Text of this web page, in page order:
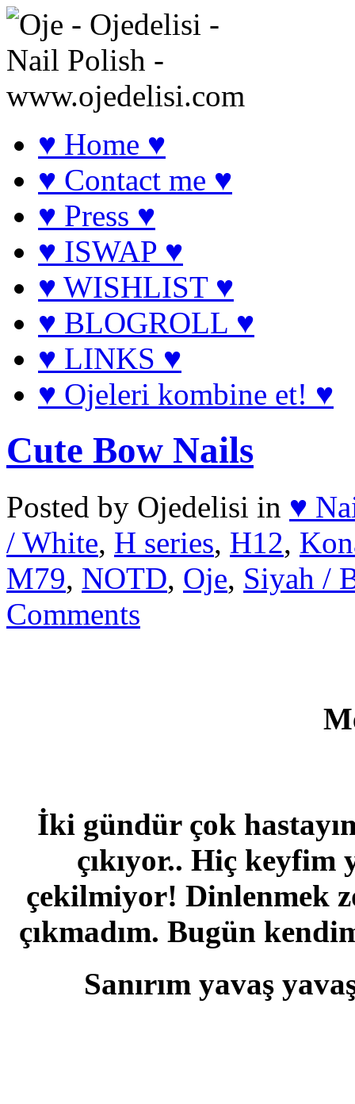
♥ Home ♥
♥ Contact me ♥
♥ Press ♥
♥ ISWAP ♥
♥ WISHLIST ♥
♥ BLOGROLL ♥
♥ LINKS ♥
♥ Ojeleri kombine et! ♥
Cute Bow Nails
Posted by Ojedelisi in ♥
/ White, H series, H12,
M79, NOTD, Oje, Siyah /
Comments
İki gündür çok
çıkıyor.. Hiç keyfim
çekilmiyor! Dinlenmek
çıkmadım. Bugün
Sanırım yavaş